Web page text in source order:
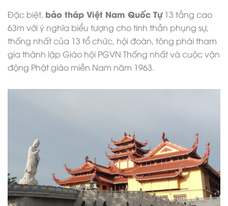
Đặc biệt, bảo tháp Việt Nam Quốc Tự13 tầng cao
63m với ý nghĩa biểu tượng cho tinh thần phụng sự,
thống nhất của 13 tổ chức, hội đoàn, tông phái tham
gia thành lập Giáo hội PGVN Thống nhất và cuộc vận
động Phật giáo miền Nam năm 1963.